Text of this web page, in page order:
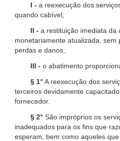
I - a reexecução dos
quando cabível;
II - a restituição imediata da
monetariamente atualizada, sem
perdas e danos;
III - o abatimento
§ 1° A reexecução dos
terceiros devidamente
fornecedor.
§ 2° São impróprios os
inadequados para os fins que
esperam, bem como aqueles